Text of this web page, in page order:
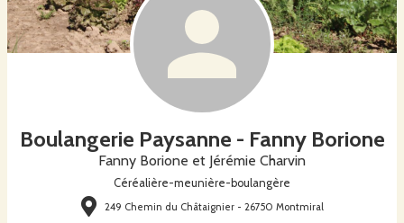
Boulangerie Paysanne - Fanny Borione
Fanny Borione et Jérémie Charvin
Céréalière-meunière-boulangère
249 Chemin du Châtaignier - 26750 Montmiral